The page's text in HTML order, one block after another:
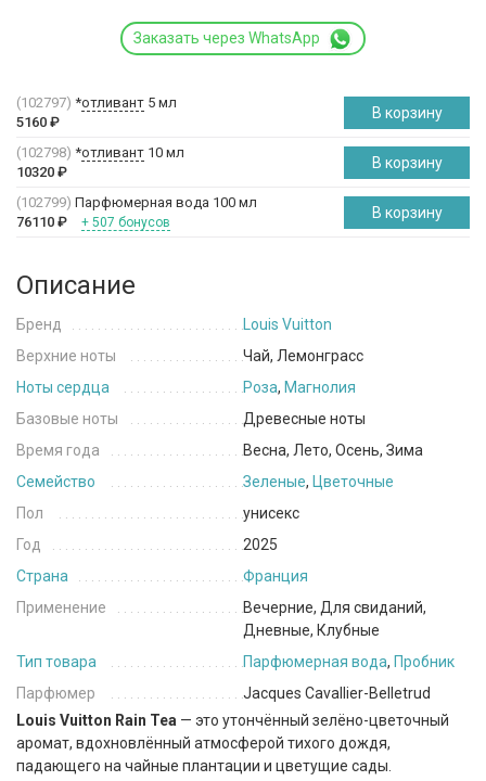
Заказать через WhatsApp
(102797) *отливант 5 мл
5160 ₽
В корзину
(102798) *отливант 10 мл
10320 ₽
В корзину
(102799) Парфюмерная вода 100 мл
76110 ₽ + 507 бонусов
В корзину
Описание
Бренд
Louis Vuitton
Верхние ноты
Чай, Лемонграсс
Ноты сердца
Роза, Магнолия
Базовые ноты
Древесные ноты
Время года
Весна, Лето, Осень, Зима
Семейство
Зеленые, Цветочные
Пол
унисекс
Год
2025
Страна
Франция
Применение
Вечерние, Для свиданий,
Дневные, Клубные
Тип товара
Парфюмерная вода, Пробник
Парфюмер
Jacques Cavallier-Belletrud
Louis Vuitton Rain Tea — это утончённый зелёно-цветочный
аромат, вдохновлённый атмосферой тихого дождя,
падающего на чайные плантации и цветущие сады.